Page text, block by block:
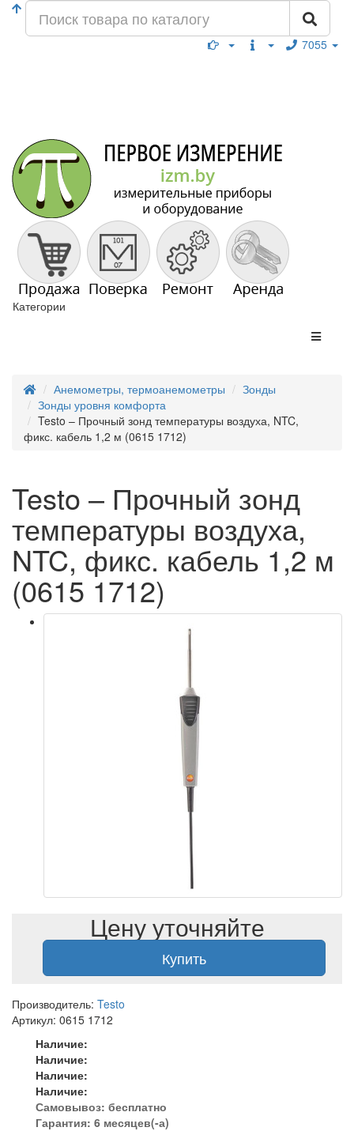
7055
Категории
Анемометры, термоанемометры
Зонды
Зонды уровня комфорта
Testo – Прочный зонд температуры воздуха, NTC,
фикс. кабель 1,2 м (0615 1712)
Testo – Прочный зонд
температуры воздуха,
NTC, фикс. кабель 1,2 м
(0615 1712)
Цену уточняйте
Купить
Производитель: Testo
Артикул: 0615 1712
Наличие:
Наличие:
Наличие:
Наличие:
Самовывоз: бесплатно
Гарантия: 6 месяцев(-а)